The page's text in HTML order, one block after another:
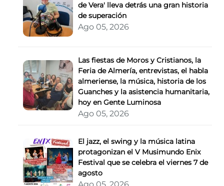
de Vera' lleva detrás una gran historia
de superación
Ago 05, 2026
Las fiestas de Moros y Cristianos, la
Feria de Almería, entrevistas, el habla
almeriense, la música, historia de los
Guanches y la asistencia humanitaria,
hoy en Gente Luminosa
Ago 05, 2026
El jazz, el swing y la música latina
protagonizan el V Musimundo Enix
Festival que se celebra el viernes 7 de
agosto